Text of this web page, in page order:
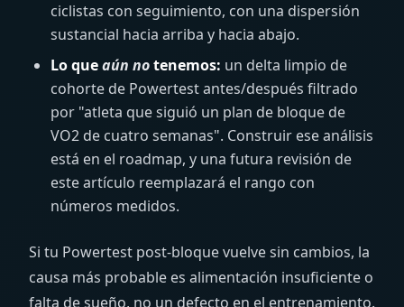
ciclistas con seguimiento, con una dispersión
sustancial hacia arriba y hacia abajo.
Lo queaún notenemos: un delta limpio de
cohorte de Powertest antes/después filtrado
por "atleta que siguió un plan de bloque de
VO2 de cuatro semanas". Construir ese análisis
está en el roadmap, y una futura revisión de
este artículo reemplazará el rango con
números medidos.
Si tu Powertest post-bloque vuelve sin cambios, la
causa más probable es alimentación insuficiente o
falta de sueño, no un defecto en el entrenamiento.